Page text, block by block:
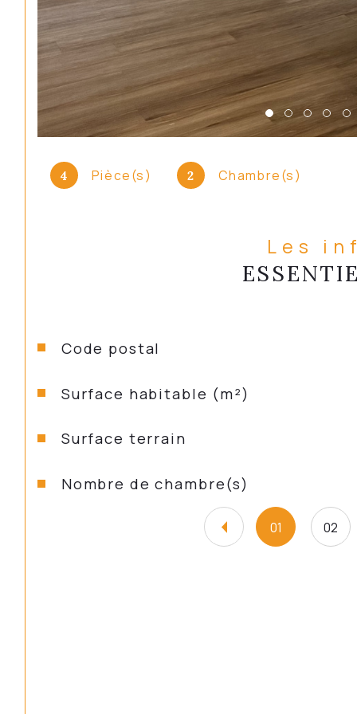
4 Pièce(s) 2 Chambre(s)
Les
Caractéristiques Valeurs
Code postal
Surface habitable (m²)
surface terrain
Nombre de chambre(s)
01 02